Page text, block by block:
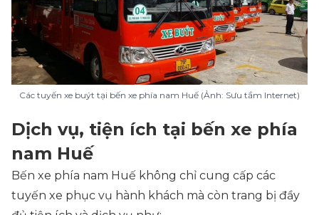
Các tuyến xe buýt tại bến xe phía nam Huế (Ảnh: Sưu tầm Internet)
Dịch vụ, tiện ích tại bến xe phía
nam Huế
Bến xe phía nam Huế không chỉ cung cấp các
tuyến xe phục vụ hành khách mà còn trang bị đầy